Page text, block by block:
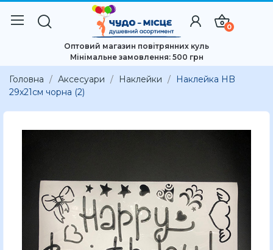
0
Оптовий магазин повітрянних куль
Мінімальне замовлення: 500 грн
Головна Аксесуари Наклейки
Наклейка HB
29x21см чорна (2)